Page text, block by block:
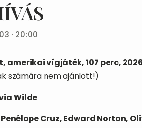
· 20:00
amerikai vígjáték, 107 perc, 2026
számára nem ajánlott!)
Wilde
Cruz, Edward Norton,